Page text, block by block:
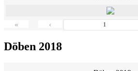
« ‹
Döben 2018